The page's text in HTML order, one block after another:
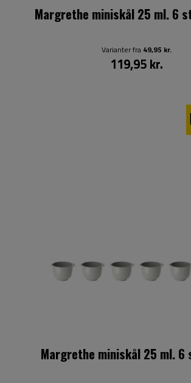
Margrethe miniskål 25 ml. 6
Varianter fra49,95 kr.
119,95 kr.
Margrethe miniskål 25 ml. 6